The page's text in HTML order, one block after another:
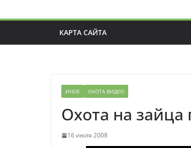
КАРТА САЙТА
ИНОЕ ОХОТА ВИДЕО
Охота на
16 июля 2008